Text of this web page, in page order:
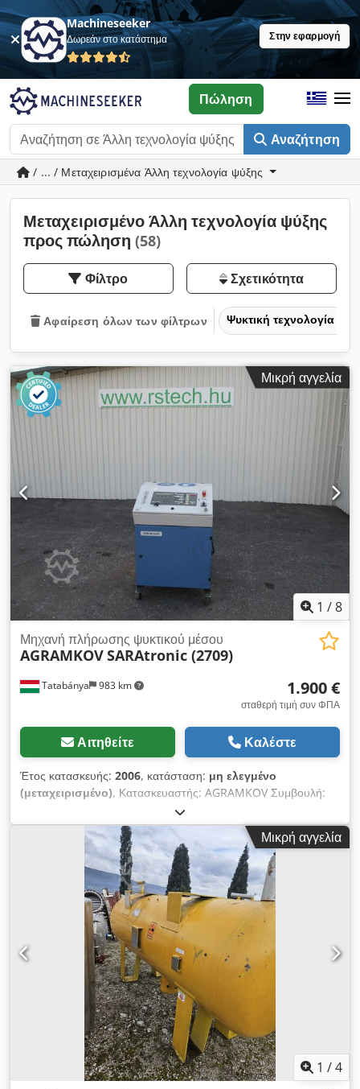
Machineseeker
Δωρεάν στο κατάστημα Στην εφαρμογή
Αναζήτηση
Πώληση
/ ... / Μεταχειρισμένα Άλλη τεχνολογία ψύξης
Μεταχειρισμένο Άλλη τεχνολογία ψύξης
προς πώληση (58)
Φίλτρο Σχετικότητα
Αφαίρεση όλων των φίλτρων Ψυκτική τεχνολογία
Μικρή αγγελία
1 /8
Tatabánya 983 km
Μηχανή πλήρωσης ψυκτικού μέσου
AGRAMKOVSARAtronic (2709)
1.900 €
σταθερή τιμή συν ΦΠΑ
Αιτηθείτε Καλέστε
Έτος κατασκευής: 2006, κατάσταση: μη ελεγμένο
(μεταχειρισμένο), Κατασκευαστής: AGRAMKOV Συμβουλή:
Saratronic Credpfori Rybsx Amref Τύπος ψυκτικού υγρού:
134 a Έτος κατασκευής: 2006
Μικρή αγγελία
1 /4